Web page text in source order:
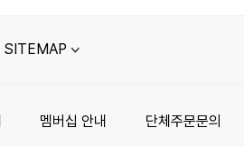
SITEMAP
멤버십 안내 단체주문문의